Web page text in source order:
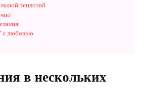
теплотой
с любовью
в нескольких